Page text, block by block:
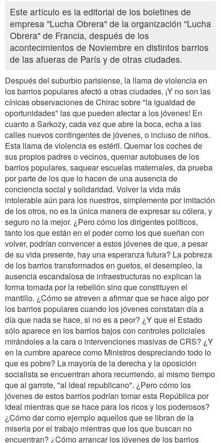
Este artículo es la editorial de los boletines de
empresa "Lucha Obrera" de la organización "Lucha
Obrera" de Francia, después de los
acontecimientos de Noviembre en distintos barrios
de las afueras de París y de otras ciudades.
Después del suburbio parisiense, la llama de violencia en
los barrios populares afectó a otras ciudades. ¡Y no son las
cínicas observaciones de Chirac sobre "la igualdad de
oportunidades" las que pueden afectar a los jóvenes! En
cuanto a Sarkozy, cada vez que abre la boca, echa a las
calles nuevos contingentes de jóvenes, o incluso de niños.
Esta llama de violencia es estéril. Quemar los coches de
sus propios padres o vecinos, quemar autobuses de los
barrios populares, saquear escuelas maternales, da prueba
por parte de los que lo hacen de una ausencia de
conciencia social y solidaridad. Volver la vida más
intolerable aún para los nuestros, simplemente por imitación
de los otros, no es la única manera de expresar su cólera, y
seguro no la mejor. ¿Pero cómo los dirigentes políticos,
tanto los que están en el poder como los que sueñan con
volver, podrían convencer a estos jóvenes de que, a pesar
de su vida presente, hay una esperanza futura? La pobreza
de los barrios transformados en guetos, el desempleo, la
ausencia escandalosa de infraestructuras no explican la
forma tomada por la rebelión sino que constituyen el
mantillo. ¿Cómo se atreven a afirmar que se hace algo por
los barrios populares cuando los jóvenes constatan día a
día que nada se hace, si no es a peor? ¿Y que el Estado
sólo aparece en los barrios bajos con controles policiales
mirándoles a la cara o intervenciones masivas de CRS? ¿Y
en la cumbre aparece como Ministros despreciando todo lo
que es pobre? La mayoría de la derecha y la oposición
socialista se encuentran ahora recurriendo, al mismo tiempo
que al garrote, "al ideal republicano". ¿Pero cómo los
jóvenes de estos barrios podrían tomar esta República por
ideal mientras que se hace para los ricos y los poderosos?
¿Cómo dar como ejemplo aquellos que se libran de la
miseria por el trabajo mientras que los que buscan no
encuentran? ¿Cómo arrancar los jóvenes de los barrios